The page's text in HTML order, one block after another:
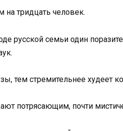
на тридцать человек.
русской семьи один
тем стремительнее худеет
потрясающим, почти